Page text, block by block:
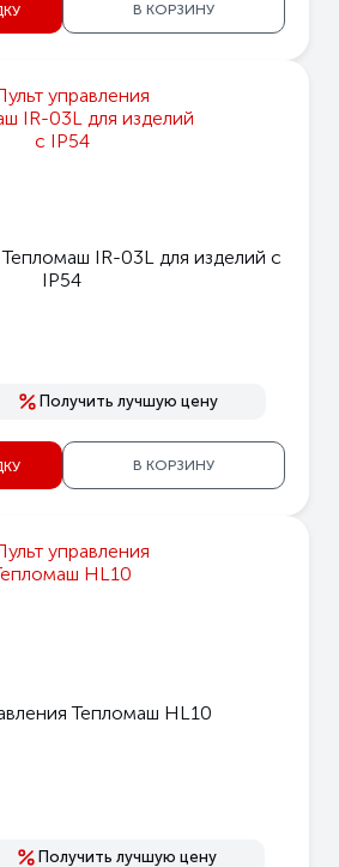
В КОРЗИНУ
Тепломаш IR-03L для изделий с
IP54
Получить лучшую цену
В КОРЗИНУ
Тепломаш HL10
Получить лучшую цену